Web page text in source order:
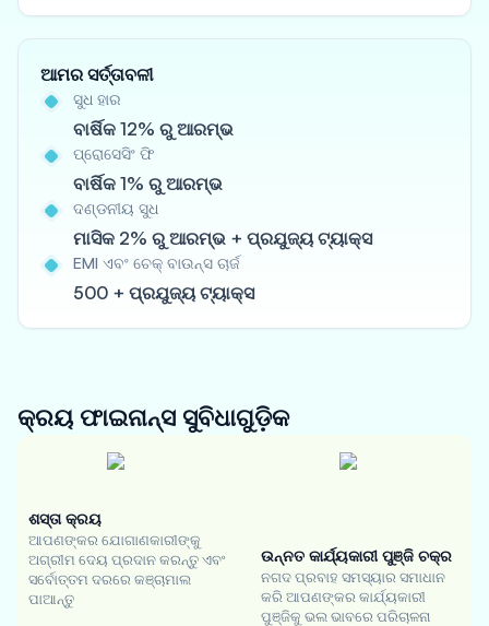
ଆମର ସର୍ତ୍ତାବଳୀ
ସୁଧ ହାର
ବାର୍ଷିକ 12% ରୁ ଆରମ୍ଭ
ପ୍ରୋସେସିଂ ଫି
ବାର୍ଷିକ 1% ରୁ ଆରମ୍ଭ
ଦଣ୍ଡନୀୟ ସୁଧ
ମାସିକ 2% ରୁ ଆରମ୍ଭ + ପ୍ରଯୁଜ୍ୟ ଟ୍ୟାକ୍ସ
EMI ଏବଂ ଚେକ୍ ବାଉନ୍ସ ଚାର୍ଜ
500 + ପ୍ରଯୁଜ୍ୟ ଟ୍ୟାକ୍ସ
କ୍ରୟ ଫାଇନାନ୍ସ ସୁବିଧାଗୁଡ଼ିକ
ଶସ୍ତା କ୍ରୟ
ଆପଣଙ୍କର ଯୋଗାଣକାରୀଙ୍କୁ
ଅଗ୍ରୀମ ଦେୟ ପ୍ରଦାନ କରନ୍ତୁ ଏବଂ
ସର୍ବୋତ୍ତମ ଦରରେ କଞ୍ଚାମାଲ
ପାଆନ୍ତୁ
ଉନ୍ନତ କାର୍ଯ୍ୟକାରୀ ପୁଞ୍ଜି ଚକ୍ର
ନଗଦ ପ୍ରବାହ ସମସ୍ୟାର ସମାଧାନ
କରି ଆପଣଙ୍କର କାର୍ଯ୍ୟକାରୀ
ପୁଞ୍ଜିକୁ ଭଲ ଭାବରେ ପରିଚାଳନା